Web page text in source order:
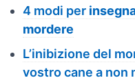
4 modi per
mordere
L’inibizione del
vostro cane a non